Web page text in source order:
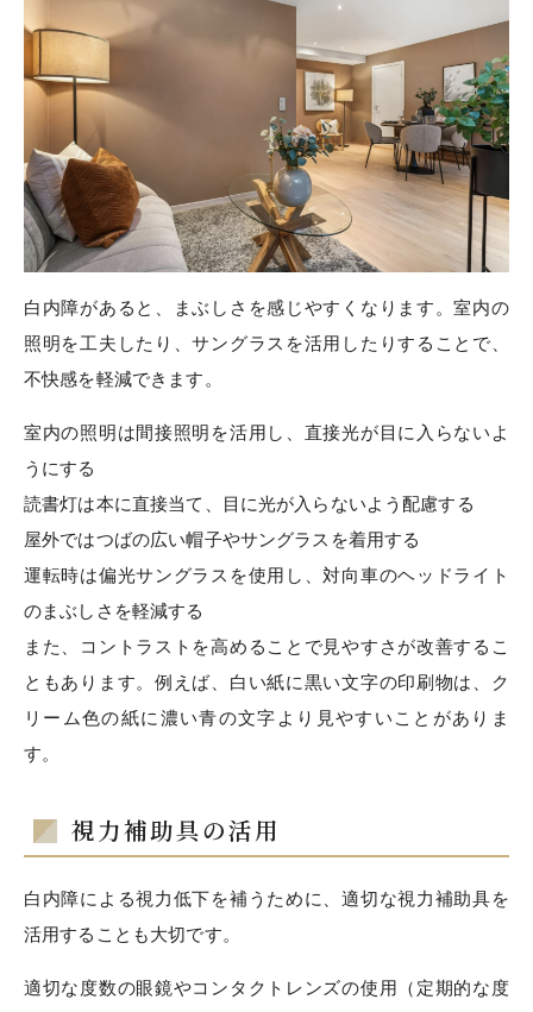
白内障があると、まぶしさを感じやすくなります。室内の
照明を工夫したり、サングラスを活用したりすることで、
不快感を軽減できます。
室内の照明は間接照明を活用し、直接光が目に入らないよ
うにする
読書灯は本に直接当て、目に光が入らないよう配慮する
屋外ではつばの広い帽子やサングラスを着用する
運転時は偏光サングラスを使用し、対向車のヘッドライト
のまぶしさを軽減する
また、コントラストを高めることで見やすさが改善するこ
ともあります。例えば、白い紙に黒い文字の印刷物は、ク
リーム色の紙に濃い青の文字より見やすいことがありま
す。
視力補助具の活用
白内障による視力低下を補うために、適切な視力補助具を
活用することも大切です。
適切な度数の眼鏡やコンタクトレンズの使用（定期的な度